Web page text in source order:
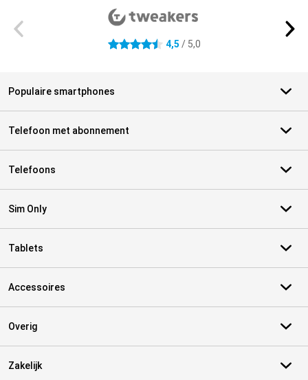
4.5 sterren 4,5 / 5,0
Populaire smartphones
Telefoon met abonnement
Telefoons
Sim Only
Tablets
Accessoires
Overig
Zakelijk